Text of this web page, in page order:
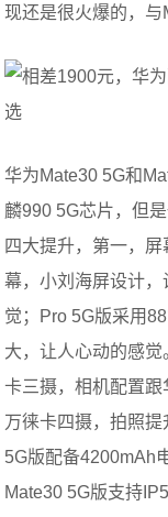
现还是很火爆的，与
华为Mate30 5G和
麟990 5G芯片，但
四大提升，第一，
幕，小刘海屏设计
觉；Pro 5G版采用
大，让人心动的感
卡三摄，相机配置
万徕卡四摄，拍照
5G版配备4200mAh
Mate30 5G版支持